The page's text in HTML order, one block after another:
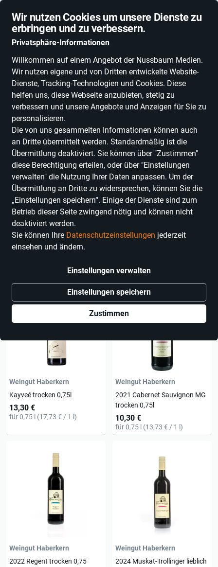
Wir nutzen Cookies um unsere Dienste zu
erbringen und zu verbessern.
Privatsphäre-Informationen
Willkommen auf einem Angebot der Nussbaum Medien.
Wir nutzen eigene und von Dritten entwickelte Website-
Dienste, Tracking-Technologien und Cookies. Diese
helfen uns, diese Webseite anzubieten, stetig zu
verbessern und unsere Angebote und Anzeigen für Sie zu
personalisieren.
Die von uns gesammelten Informationen können auch
an Dritte übermittelt werden. Standardmäßig ist die
Übermittlung deaktiviert. Sie können über "Zustimmen"
diese Berechtigung erteilen, oder über "Einstellungen
verwalten" die Nutzung Ihrer Daten anpassen. Um der
Übermittlung an Dritte zu widersprechen, können Sie die
„Einstellungen speichern“. Einige der Dienste sind zum
Betrieb dieser Seite zwingend nötig und können nicht
deaktiviert werden.
Sie können Ihre Datenschutzeinstellungen jederzeit
einsehen und ändern.
Einstellungen verwalten
Einstellungen speichern
Zustimmen
ALLE KATEGORIEN NEUHEITEN DEALS ESSEN, TRINKEN &
Weingut Haberkern
Alle Produkte
ALLE FILTER
Weingut Haberkern
Kayveé trocken 0,75l
13,30 €
für 0,75 l (17,73 € / 1 l)
Weingut Haberkern
2021 Cabernet Sauvignon MG
trocken 0,75l
10,30 €
für 0,75 l (13,73 € / 1 l)
Weingut Haberkern
2022 Regent trocken 0,75
Weingut Haberkern
2024 Muskat-Trollinger lieblich